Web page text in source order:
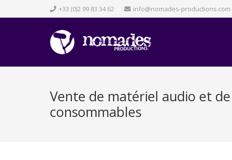
+33 (0)2 99 83 34 62 info@nomades-productions.com
Vente de matériel audio et de
consommables